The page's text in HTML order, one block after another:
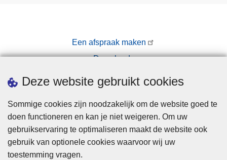
Deze website gebruikt cookies
Sommige cookies zijn noodzakelijk om de website goed te
doen functioneren en kan je niet weigeren. Om uw
gebruikservaring te optimaliseren maakt de website ook
gebruik van optionele cookies waarvoor wij uw
toestemming vragen.
Een afspraak maken
Downloads
Pers